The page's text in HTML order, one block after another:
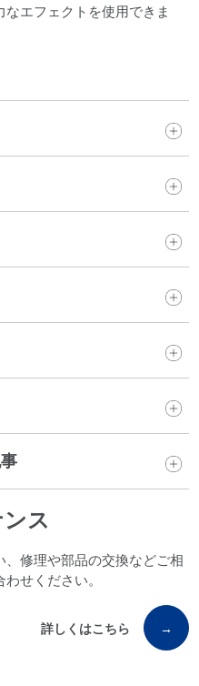
エフェクトを使用できま
ス
修理や部品の交換などご相
せください。
詳しくはこちら →